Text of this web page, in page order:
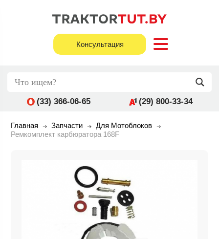
Консультация
(33) 366-06-65 (29) 800-33-34
Главная Запчасти
Для Мотоблоков
Ремкомплект карбюратора 168F